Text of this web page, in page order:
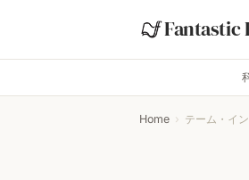
Fantastic
Home › テーム・イ